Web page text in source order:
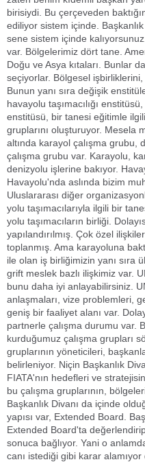
birisiydi. Bu çerçeveden
ediliyor sistem içinde.
sene sistem içinde
var. Bölgelerimiz dört tane.
Doğu ve Asya kıtaları. Bunlar
seçiyorlar. Bölgesel
Bunun yanı sıra değişik
havayolu taşımacılığı
enstitüsü, bir tanesi eğitimle
gruplarını oluşturuyor. Mesela
altında karayol çalışma grubu,
çalışma grubu var. Karayolu,
denizyolu işlerine bakıyor.
Havayolu'nda aslında bizim
Uluslararası diğer
yolu taşımacılarıyla ilgili bir
yolu taşımacıların birliği.
yapılandırılmış. Çok özel
toplanmış. Ama karayoluna
ile olan iş birliğimizin yanı sıra
grift meslek bazlı ilişkimiz var.
bunu daha iyi anlayabilirsiniz.
anlaşmaları, vize problemleri,
geniş bir faaliyet alanı var.
partnerle çalışma durumu var.
kurduğumuz çalışma grupları
gruplarının yöneticileri,
belirleniyor. Niçin Başkanlık
FIATA'nın hedefleri ve
bu çalışma gruplarının,
Başkanlık Divanı da içinde
yapısı var, Extended Board.
Extended Board'ta
sonuca bağlıyor. Yani o
canı istediği gibi karar